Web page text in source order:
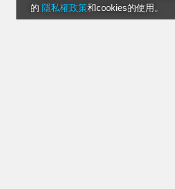
的 隱私權政策和cookies的使用。